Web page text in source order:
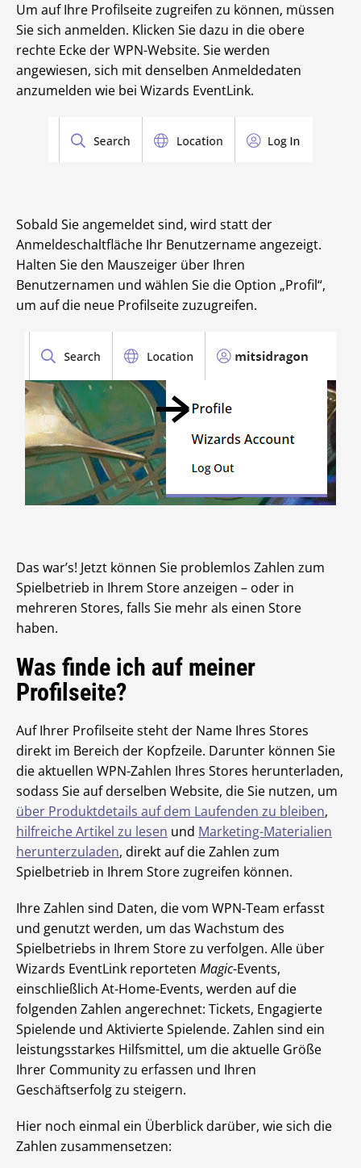
Um auf Ihre Profilseite zugreifen zu können, müssen
Sie sich anmelden. Klicken Sie dazu in die obere
rechte Ecke der WPN-Website. Sie werden
angewiesen, sich mit denselben Anmeldedaten
anzumelden wie bei Wizards EventLink.
Sobald Sie angemeldet sind, wird statt der
Anmeldeschaltfläche Ihr Benutzername angezeigt.
Halten Sie den Mauszeiger über Ihren
Benutzernamen und wählen Sie die Option „Profil“,
um auf die neue Profilseite zuzugreifen.
Das war’s! Jetzt können Sie problemlos Zahlen zum
Spielbetrieb in Ihrem Store anzeigen – oder in
mehreren Stores, falls Sie mehr als einen Store
haben.
Was finde ich auf meiner
Profilseite?
Auf Ihrer Profilseite steht der Name Ihres Stores
direkt im Bereich der Kopfzeile. Darunter können Sie
die aktuellen WPN-Zahlen Ihres Stores herunterladen,
sodass Sie auf derselben Website, die Sie nutzen, um
über Produktdetails auf dem Laufenden zu bleiben,
hilfreiche Artikel zu lesen und Marketing-Materialien
herunterzuladen, direkt auf die Zahlen zum
Spielbetrieb in Ihrem Store zugreifen können.
Ihre Zahlen sind Daten, die vom WPN-Team erfasst
und genutzt werden, um das Wachstum des
Spielbetriebs in Ihrem Store zu verfolgen. Alle über
Wizards EventLink reporteten Magic-Events,
einschließlich At-Home-Events, werden auf die
folgenden Zahlen angerechnet: Tickets, Engagierte
Spielende und Aktivierte Spielende. Zahlen sind ein
leistungsstarkes Hilfsmittel, um die aktuelle Größe
Ihrer Community zu erfassen und Ihren
Geschäftserfolg zu steigern.
Hier noch einmal ein Überblick darüber, wie sich die
Zahlen zusammensetzen: